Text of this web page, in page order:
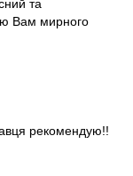
та
Вам мирного
рекомендую!!